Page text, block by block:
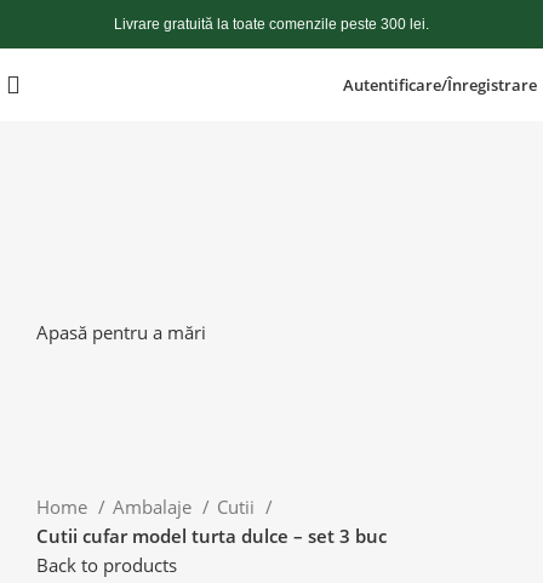
Livrare gratuită la toate comenzile peste 300 lei.
Autentificare/Înregistrare
Apasă pentru a mări
Home Ambalaje
Cutii
Cutii cufar model turta dulce – set 3 buc
Back to products